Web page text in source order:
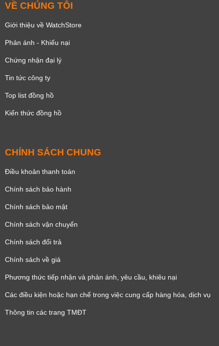
VỀ CHÚNG TÔI
Giới thiệu về WatchStore
Phản ánh - Khiếu nại
Chứng nhận đại lý
Tin tức công ty
Top list đồng hồ
Kiến thức đồng hồ
CHÍNH SÁCH CHUNG
Điều khoản thanh toán
Chính sách bảo hành
Chính sách bảo mật
Chính sách vận chuyển
Chính sách đổi trả
Chính sách về giá
Phương thức tiếp nhận và phản ánh, yêu cầu, khiêu nại
Các điều kiện hoặc hạn chế trong việc cung cấp hàng hóa, dịch vụ
Thông tin các trang TMĐT